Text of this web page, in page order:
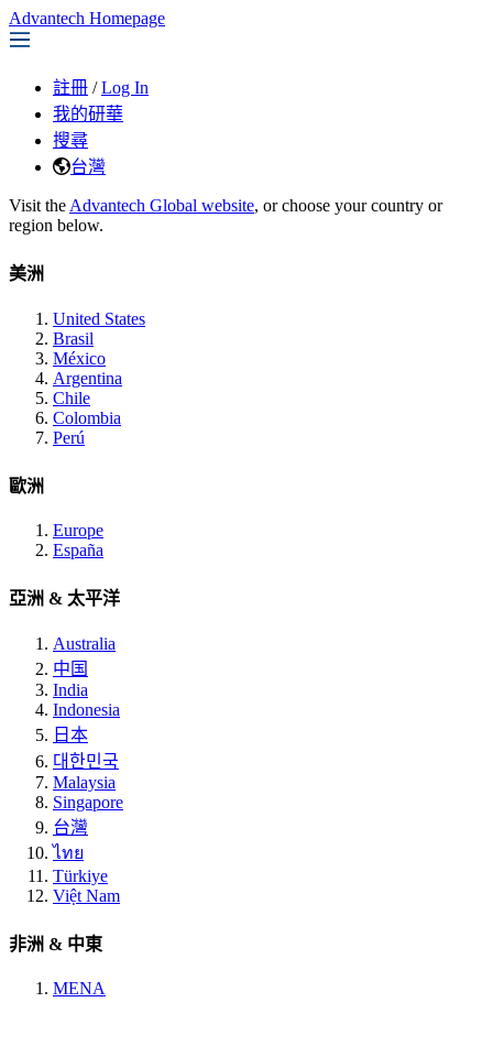
Advantech Homepage
註冊 / Log In
我的研華
搜尋
台灣
Visit the Advantech Global website, or choose your country or
region below.
美洲
United States
Brasil
México
Argentina
Chile
Colombia
Perú
歐洲
Europe
España
亞洲 & 太平洋
Australia
中国
India
Indonesia
日本
대한민국
Malaysia
Singapore
台灣
ไทย
Türkiye
Việt Nam
非洲 & 中東
MENA